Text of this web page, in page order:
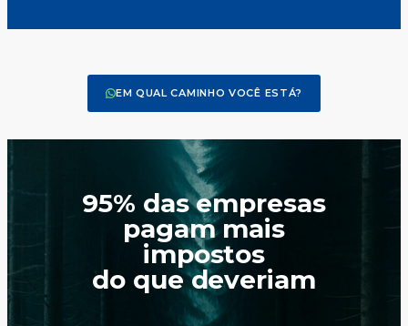
EM QUAL CAMINHO VOCÊ ESTÁ?
95% das empresas
pagam mais
impostos
do que deveriam